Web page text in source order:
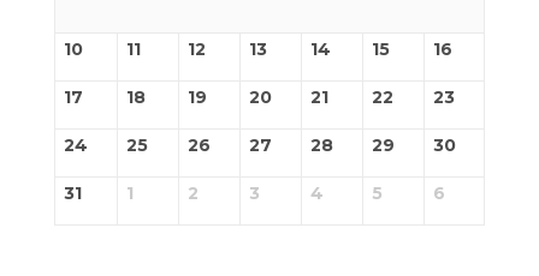
10 11 12 13 14 15 16
17 18 19 20 21 22 23
24 25 26 27 28 29 30
31 1 2 3 4 5 6